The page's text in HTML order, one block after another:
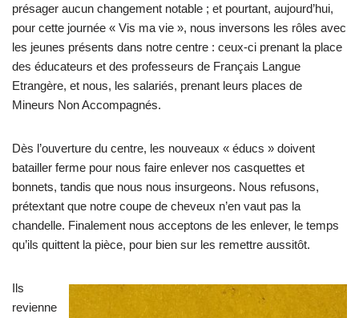
présager aucun changement notable ; et pourtant, aujourd’hui,
pour cette journée « Vis ma vie », nous inversons les rôles avec
les jeunes présents dans notre centre : ceux-ci prenant la place
des éducateurs et des professeurs de Français Langue
Etrangère, et nous, les salariés, prenant leurs places de
Mineurs Non Accompagnés.
Dès l’ouverture du centre, les nouveaux « éducs » doivent
batailler ferme pour nous faire enlever nos casquettes et
bonnets, tandis que nous nous insurgeons. Nous refusons,
prétextant que notre coupe de cheveux n’en vaut pas la
chandelle. Finalement nous acceptons de les enlever, le temps
qu’ils quittent la pièce, pour bien sur les remettre aussitôt.
Ils
revienne